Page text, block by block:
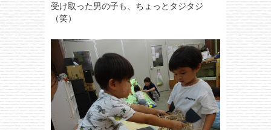
受け取った男の子も、ちょっとタジタジ
（笑）